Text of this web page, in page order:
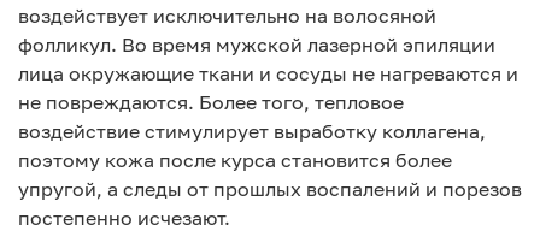
воздействует исключительно на волосяной
фолликул. Во время мужской лазерной эпиляции
лица окружающие ткани и сосуды не нагреваются и
не повреждаются. Более того, тепловое
воздействие стимулирует выработку коллагена,
поэтому кожа после курса становится более
упругой, а следы от прошлых воспалений и порезов
постепенно исчезают.